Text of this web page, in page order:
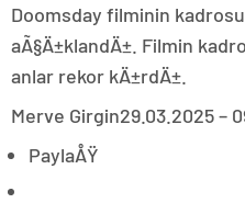
Doomsday filminin
aÃ§Ä±klandÄ±. Filmin
anlar rekor kÄ±rdÄ±.
Merve Girgin29.03.2025 –
PaylaÅŸ